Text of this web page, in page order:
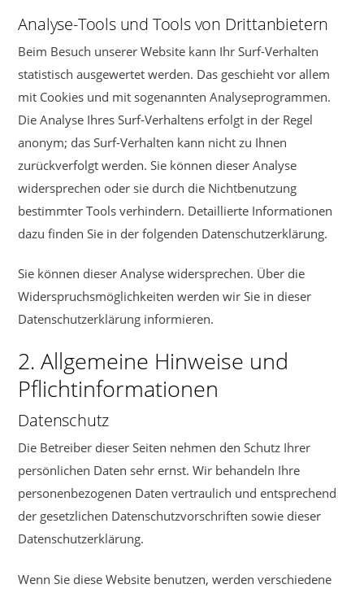
Analyse-Tools und Tools von Drittanbietern
Beim Besuch unserer Website kann Ihr Surf-Verhalten
statistisch ausgewertet werden. Das geschieht vor allem
mit Cookies und mit sogenannten Analyseprogrammen.
Die Analyse Ihres Surf-Verhaltens erfolgt in der Regel
anonym; das Surf-Verhalten kann nicht zu Ihnen
zurückverfolgt werden. Sie können dieser Analyse
widersprechen oder sie durch die Nichtbenutzung
bestimmter Tools verhindern. Detaillierte Informationen
dazu finden Sie in der folgenden Datenschutzerklärung.
Sie können dieser Analyse widersprechen. Über die
Widerspruchsmöglichkeiten werden wir Sie in dieser
Datenschutzerklärung informieren.
2. Allgemeine Hinweise und
Pflichtinformationen
Datenschutz
Die Betreiber dieser Seiten nehmen den Schutz Ihrer
persönlichen Daten sehr ernst. Wir behandeln Ihre
personenbezogenen Daten vertraulich und entsprechend
der gesetzlichen Datenschutzvorschriften sowie dieser
Datenschutzerklärung.
Wenn Sie diese Website benutzen, werden verschiedene